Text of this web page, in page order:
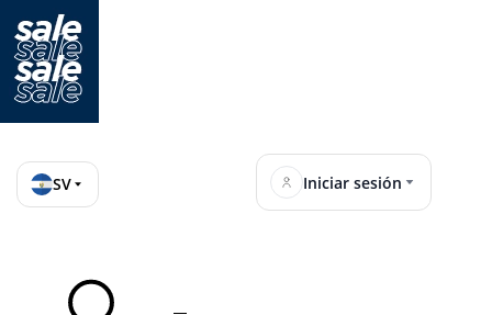
SV Iniciar sesión